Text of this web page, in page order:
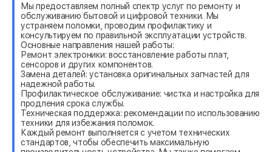
Мы предоставляем полный спектр услуг по ремонту и
обслуживанию бытовой и цифровой техники. Мы
устраняем поломки, проводим профилактику и
консультируем по правильной эксплуатации устройств.
Основные направления нашей работы:
Ремонт электроники: восстановление работы плат,
сенсоров и других компонентов.
Замена деталей: установка оригинальных запчастей для
надежной работы.
Профилактическое обслуживание: чистка и настройка для
продления срока службы.
Техническая поддержка: рекомендации по использованию
техники для избежания поломок.
Каждый ремонт выполняется с учетом технических
стандартов, чтобы обеспечить максимальную